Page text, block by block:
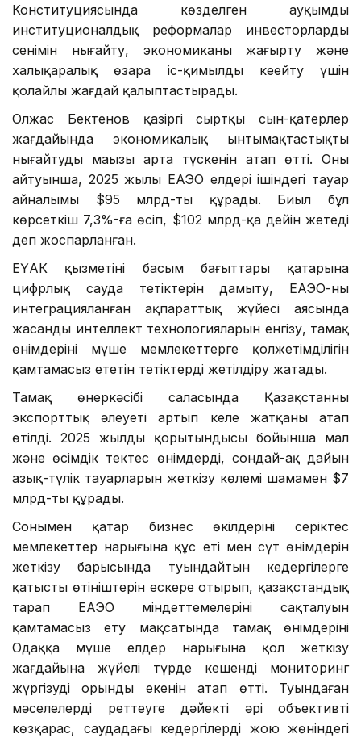
Конституциясында көзделген ауқымды
институционалдық реформалар инвесторлардың
сенімін нығайту, экономиканы жаңғырту және
халықаралық өзара іс-қимылды кеңейту үшін
қолайлы жағдай қалыптастырады.
Олжас Бектенов қазіргі сыртқы сын-қатерлер
жағдайында экономикалық ынтымақтастықты
нығайтудың маңызы арта түскенін атап өтті. Оның
айтуынша, 2025 жылы ЕАЭО елдері ішіндегі тауар
айналымы $95 млрд-ты құрады. Биыл бұл
көрсеткіш 7,3%-ға өсіп, $102 млрд-қа дейін жетеді
деп жоспарланған.
ЕҮАК қызметінің басым бағыттары қатарына
цифрлық сауда тетіктерін дамыту, ЕАЭО-ның
интеграцияланған ақпараттық жүйесі аясында
жасанды интеллект технологияларын енгізу, тамақ
өнімдерінің мүше мемлекеттерге қолжетімділігін
қамтамасыз ететін тетіктерді жетілдіру жатады.
Тамақ өнеркәсібі саласында Қазақстанның
экспорттық әлеуеті артып келе жатқаны атап
өтілді. 2025 жылдың қорытындысы бойынша мал
және өсімдік тектес өнімдерді, сондай-ақ дайын
азық-түлік тауарларын жеткізу көлемі шамамен $7
млрд-ты құрады.
Сонымен қатар бизнес өкілдерінің серіктес
мемлекеттер нарығына құс еті мен сүт өнімдерін
жеткізу барысында туындайтын кедергілерге
қатысты өтініштерін ескере отырып, қазақстандық
тарап ЕАЭО міндеттемелерінің сақталуын
қамтамасыз ету мақсатында тамақ өнімдерінің
Одаққа мүше елдер нарығына қол жеткізу
жағдайына жүйелі түрде кешенді мониторинг
жүргізудің орынды екенін атап өтті. Туындаған
мәселелерді реттеуге дәйекті әрі объективті
көзқарас, саудадағы кедергілерді жою жөніндегі